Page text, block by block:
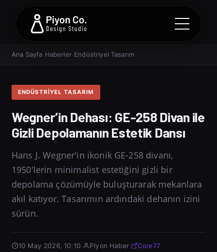
Ana Sayfa Haberler› Endüstriyel Tasarım
ENDÜSTRIYEL TASARIM
Wegner’in Dehası: GE-258 Divan ile
Gizli Depolamanın Estetik Dansı
Hans J. Wegner'in ikonik GE-258 divanı,
1950'lerin minimalist estetiğini gizli bir
depolama çözümüyle buluşturarak mekanlara
akıl katıyor. Tasarımın ardındaki dehanın izini
sürün.
10 May 2026, 10:10 Piyon Haber· Core77